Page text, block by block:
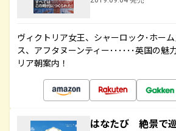
ヴィクトリア女王、シャーロック･ホー
ス、アフタヌーンティー･･････英国の魅
リア朝案内！
はなたび 絶景で